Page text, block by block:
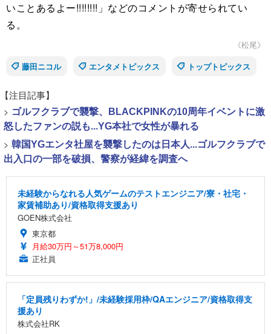
いことあるよー!!!!!!!!」などのコメントが寄せられてい
る。
《松尾》
藤田ニコル
エンタメトピックス トップトピックス
【注目記事】
> ゴルフクラブで襲撃、BLACKPINKの10周年イベントに激
怒したファンの説も...YG本社で女性が暴れる
> 韓国YGエンタ社屋を襲撃したのは日本人...ゴルフクラブで
出入口の一部を破損、警察が経緯を調査へ
未経験からなれる人気ゲームのテストエンジニア/寮・社宅・
家賃補助あり/資格取得支援あり
GOEN株式会社
東京都
月給30万円～51万8,000円
正社員
「定員残りわずか!」/未経験採用枠/QAエンジニア/資格取得支
援あり
株式会社RK